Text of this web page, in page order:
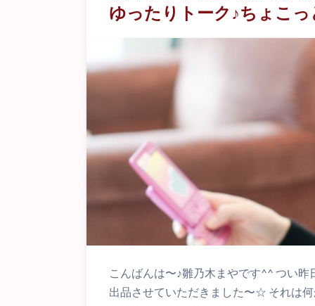
ゆったりトーク♪ちょこ
こんばんは〜♪雛乃木まやです^^ つい
出品させていただきました〜☆ それは